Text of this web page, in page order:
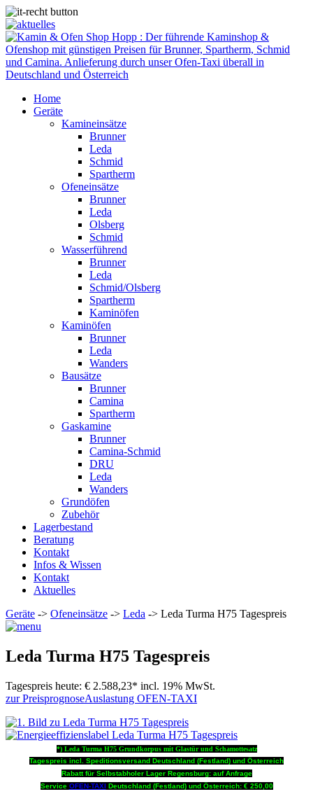
Home
Geräte
Kamineinsätze
Brunner
Leda
Schmid
Spartherm
Ofeneinsätze
Brunner
Leda
Olsberg
Schmid
Wasserführend
Brunner
Leda
Schmid/Olsberg
Spartherm
Kaminöfen
Kaminöfen
Brunner
Leda
Wanders
Bausätze
Brunner
Camina
Spartherm
Gaskamine
Brunner
Camina-Schmid
DRU
Leda
Wanders
Grundöfen
Zubehör
Lagerbestand
Beratung
Kontakt
Infos & Wissen
Kontakt
Aktuelles
Geräte -> Ofeneinsätze -> Leda -> Leda Turma H75 Tagespreis
Leda Turma H75 Tagespreis
Tagespreis heute: € 2.588,23* incl. 19% MwSt.
zur PreisprognoseAuslastung OFEN-TAXI
*) Leda Turma H75 Grundkorpus mit Glastür und Schamottesatz
Tagespreis incl. Speditionsversand Deutschland (Festland) und Österreich
Rabatt für Selbstabholer Lager Regensburg: auf Anfrage
Service OFEN-TAXIDeutschland (Festland) und Österreich: € 250,00